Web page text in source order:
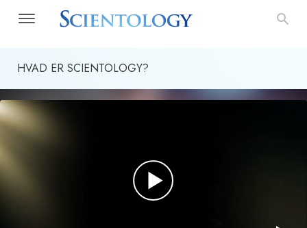
HVAD ER SCIENTOLOGY?